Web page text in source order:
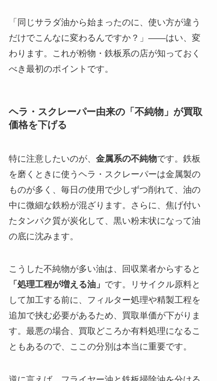
「同じサラダ油から始まったのに、使い方が違う
だけでこんなに変わるんですか？」——はい、変
わります。これが粉物・鉄板系の店が知っておく
べき最初のポイントです。
ヘラ・スクレーパー由来の「不純物」が買取
価格を下げる
特に注意したいのが、 金属系の不純物です。鉄板
を磨くときに使うヘラ・スクレーパーは金属製の
ものが多く、毎日の使用で少しずつ削れて、油の
中に微細な鉄粉が混ざります。さらに、焦げ付い
たタンパク質が炭化して、黒い粉末状になって油
の底に沈みます。
こうした不純物が多い油は、回収業者からすると
「処理工程が増える油」 です。リサイクル原料と
して加工する前に、フィルター処理や精製工程を
追加で挟む必要があるため、買取単価が下がりま
す。最悪の場合、買取どころか有料処理になるこ
ともあるので、ここの分別は本当に重要です。